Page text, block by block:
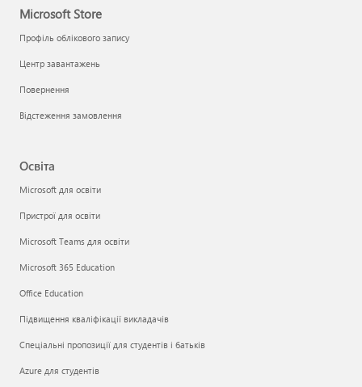
Microsoft Store
Профіль облікового запису
Центр завантажень
Повернення
Відстеження замовлення
Освіта
Microsoft для освіти
Пристрої для освіти
Microsoft Teams для освіти
Microsoft 365 Education
Office Education
Підвищення кваліфікації викладачів
Спеціальні пропозиції для студентів і батьків
Azure для студентів